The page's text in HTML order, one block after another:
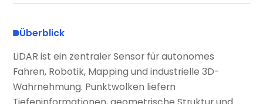
Überblick
LiDAR ist ein zentraler Sensor für autonomes
Fahren, Robotik, Mapping und industrielle 3D-
Wahrnehmung. Punktwolken liefern